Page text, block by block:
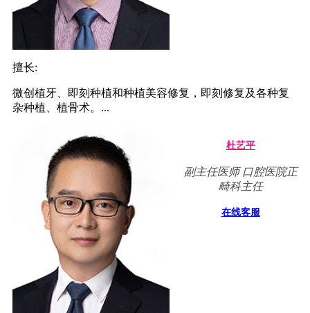
擅长:
微创植牙、即刻种植和种植美容修复，即刻修复及各种复
杂种植、植骨术。...
杜艺平
副主任医师 口腔医院正
畸科主任
在线客服